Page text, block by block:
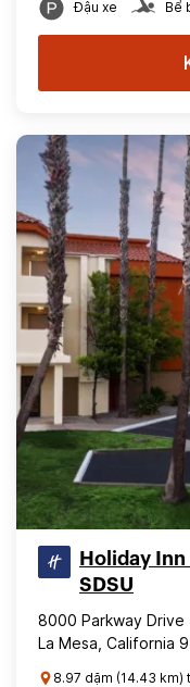
Đậu xe Bể
Holiday Inn
SDSU
8000 Parkway Drive
La Mesa, California
8.97 dặm (14.43 km)